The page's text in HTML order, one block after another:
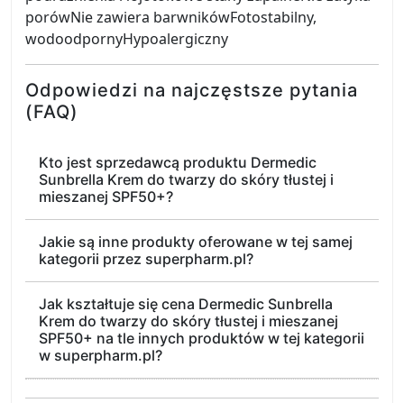
porówNie zawiera barwnikówFotostabilny,
wodoodpornyHypoalergiczny
Odpowiedzi na najczęstsze pytania
(FAQ)
Kto jest sprzedawcą produktu Dermedic
Sunbrella Krem do twarzy do skóry tłustej i
mieszanej SPF50+?
Jakie są inne produkty oferowane w tej samej
kategorii przez superpharm.pl?
Jak kształtuje się cena Dermedic Sunbrella
Krem do twarzy do skóry tłustej i mieszanej
SPF50+ na tle innych produktów w tej kategorii
w superpharm.pl?